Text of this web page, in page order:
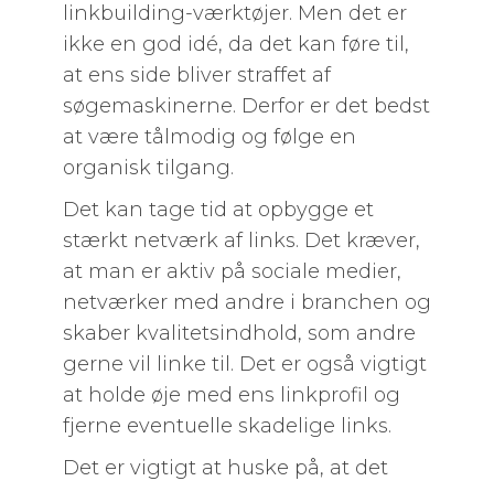
linkbuilding-værktøjer. Men det er
ikke en god idé, da det kan føre til,
at ens side bliver straffet af
søgemaskinerne. Derfor er det bedst
at være tålmodig og følge en
organisk tilgang.
Det kan tage tid at opbygge et
stærkt netværk af links. Det kræver,
at man er aktiv på sociale medier,
netværker med andre i branchen og
skaber kvalitetsindhold, som andre
gerne vil linke til. Det er også vigtigt
at holde øje med ens linkprofil og
fjerne eventuelle skadelige links.
Det er vigtigt at huske på, at det